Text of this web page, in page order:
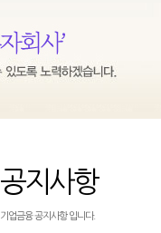
공지사항
기업금융 공지사항 입니다.